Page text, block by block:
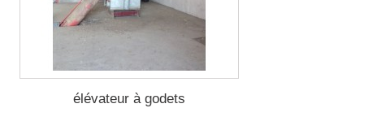
élévateur à godets